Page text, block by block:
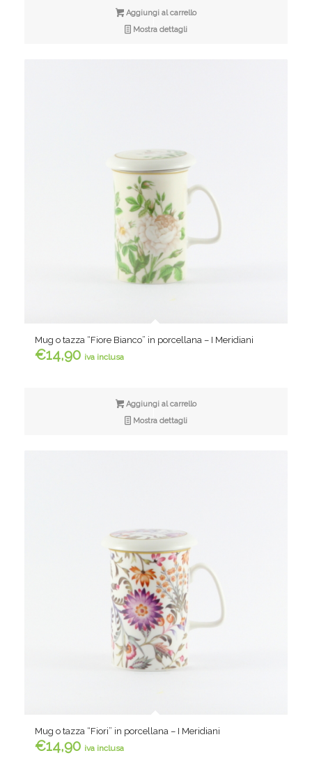
Aggiungi al carrello
Mostra dettagli
Mug o tazza “Fiore Bianco” in porcellana – I Meridiani
€14,90 iva inclusa
Aggiungi al carrello
Mostra dettagli
Mug o tazza “Fiori” in porcellana – I Meridiani
€14,90 iva inclusa